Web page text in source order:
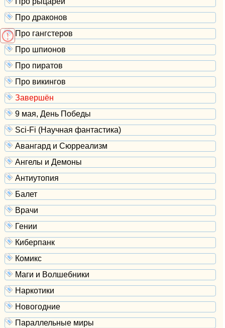
Про драконов
Про гангстеров
Про шпионов
Про пиратов
Про викингов
Завершён
9 мая, День Победы
Sci-Fi (Научная фантастика)
Авангард и Сюрреализм
Ангелы и Демоны
Антиутопия
Балет
Врачи
Гении
Киберпанк
Комикс
Маги и Волшебники
Наркотики
Новогодние
Параллельные миры